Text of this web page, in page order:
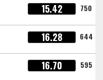
15.42 750
16.28 644
16.70 595